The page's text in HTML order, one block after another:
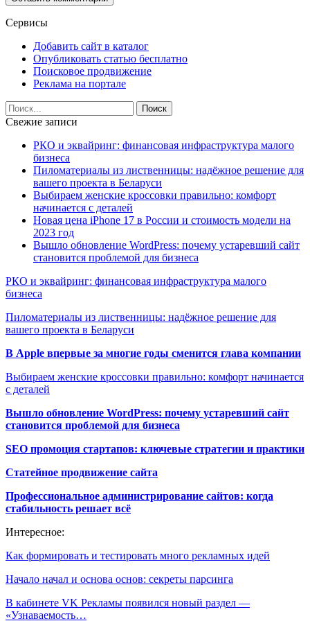
Сервисы
Добавить сайт в каталог
Опубликовать статью бесплатно
Поисковое продвижение
Реклама на портале
Свежие записи
РКО и эквайринг: финансовая инфраструктура малого
бизнеса
Пиломатериалы из лиственницы: надёжное решение для
вашего проекта в Беларуси
Выбираем женские кроссовки правильно: комфорт
начинается с деталей
Новая цена iPhone 17 в России и стоимость модели на
2023 год
Вышло обновление WordPress: почему устаревший сайт
становится проблемой для бизнеса
РКО и эквайринг: финансовая инфраструктура малого
бизнеса
Пиломатериалы из лиственницы: надёжное решение для
вашего проекта в Беларуси
В Apple впервые за многие годы сменится глава компании
Выбираем женские кроссовки правильно: комфорт начинается
с деталей
Вышло обновление WordPress: почему устаревший сайт
становится проблемой для бизнеса
SEO промоция стартапов: ключевые стратегии и практики
Статейное продвижение сайта
Профессиональное администрирование сайтов: когда
стабильность решает всё
Интересное:
Как формировать и тестировать много рекламных идей
Начало начал и основа основ: секреты парсинга
В кабинете VK Рекламы появился новый раздел —
«Узнаваемость…